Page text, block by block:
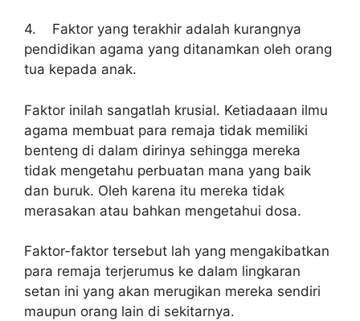
4. Faktor yang terakhir adalah kurangnya
pendidikan agama yang ditanamkan oleh orang
tua kepada anak.
Faktor inilah sangatlah krusial. Ketiadaaan ilmu
agama membuat para remaja tidak memiliki
benteng di dalam dirinya sehingga mereka
tidak mengetahu perbuatan mana yang baik
dan buruk. Oleh karena itu mereka tidak
merasakan atau bahkan mengetahui dosa.
Faktor-faktor tersebut lah yang mengakibatkan
para remaja terjerumus ke dalam lingkaran
setan ini yang akan merugikan mereka sendiri
maupun orang lain di sekitarnya.